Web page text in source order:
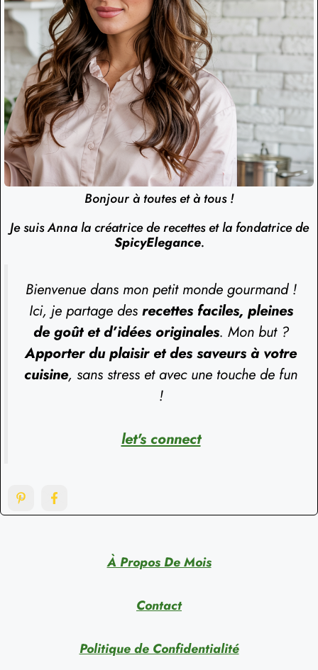
Bonjour à toutes et à tous !
Je suis Anna la créatrice de recettes et la fondatrice de
SpicyElegance.
Bienvenue dans mon petit monde gourmand !
Ici, je partage des recettes faciles, pleines
de goût et d’idées originales. Mon but ?
Apporter du plaisir et des saveurs à votre
cuisine, sans stress et avec une touche de fun
!
let's connect
À Propos De Mois
Contact
Politique de Confidentialité